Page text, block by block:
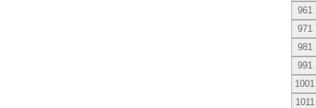
961
971
981
991
1001
1011